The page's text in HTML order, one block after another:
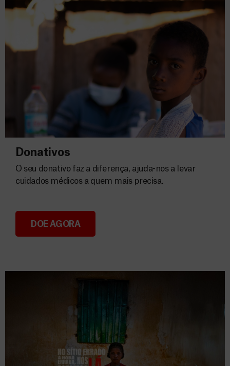
Donativos
Donativos
O seu donativo faz a diferença, ajuda-nos a levar
cuidados médicos a quem mais precisa.
DOE AGORA